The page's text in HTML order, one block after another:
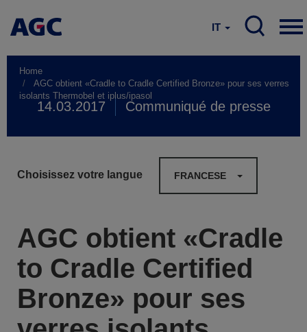
IT
Home
AGC obtient «Cradle to Cradle Certified Bronze» pour ses verres
isolants Thermobel et iplus/ipasol
14.03.2017 Communiqué de presse
Choisissez votre langue FRANCESE
AGC obtient «Cradle
to Cradle Certified
Bronze» pour ses